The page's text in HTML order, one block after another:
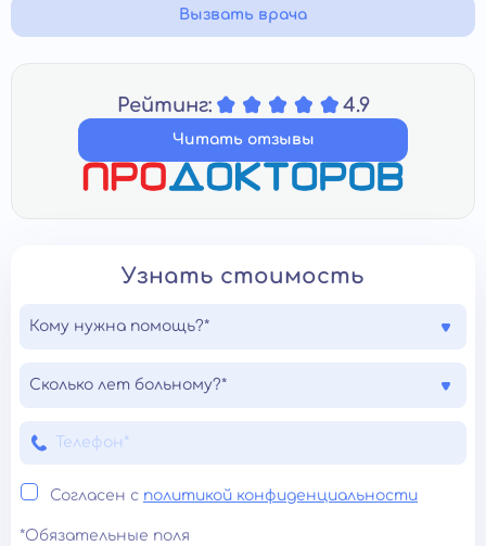
Вызвать врача
Рейтинг: 4.9
Читать отзывы
Узнать стоимость
Кому нужна помощь?*
Сколько лет больному?*
Согласен с политикой конфиденциальности
*Обязательные поля